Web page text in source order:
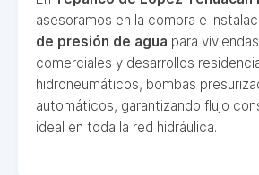
asesoramos en la compra e
de presión de agua para
comerciales y desarrollos
hidroneumáticos, bombas
automáticos, garantizando flujo
ideal en toda la red hidráulica.